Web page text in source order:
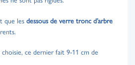
que les dessous de verre tronc d’arbre
ce dernier fait 9-11 cm de